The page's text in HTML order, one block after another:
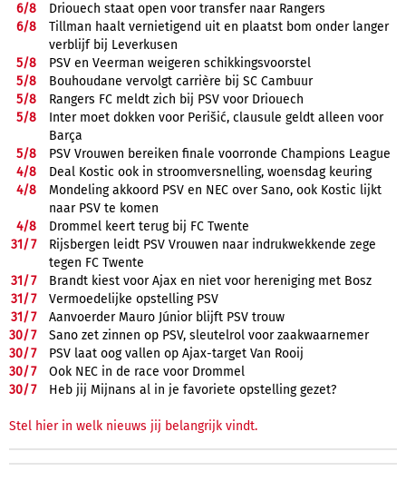
6/8
Driouech staat open voor transfer naar Rangers
6/8
Tillman haalt vernietigend uit en plaatst bom onder langer
verblijf bij Leverkusen
5/8
PSV en Veerman weigeren schikkingsvoorstel
5/8
Bouhoudane vervolgt carrière bij SC Cambuur
5/8
Rangers FC meldt zich bij PSV voor Driouech
5/8
Inter moet dokken voor Perišić, clausule geldt alleen voor
Barça
5/8
PSV Vrouwen bereiken finale voorronde Champions League
4/8
Deal Kostic ook in stroomversnelling, woensdag keuring
4/8
Mondeling akkoord PSV en NEC over Sano, ook Kostic lijkt
naar PSV te komen
4/8
Drommel keert terug bij FC Twente
31/7
Rijsbergen leidt PSV Vrouwen naar indrukwekkende zege
tegen FC Twente
31/7
Brandt kiest voor Ajax en niet voor hereniging met Bosz
31/7
Vermoedelijke opstelling PSV
31/7
Aanvoerder Mauro Júnior blijft PSV trouw
30/7
Sano zet zinnen op PSV, sleutelrol voor zaakwaarnemer
30/7
PSV laat oog vallen op Ajax-target Van Rooij
30/7
Ook NEC in de race voor Drommel
30/7 Heb jij Mijnans al in je favoriete opstelling gezet?
Stel hier in welk nieuws jij belangrijk vindt.